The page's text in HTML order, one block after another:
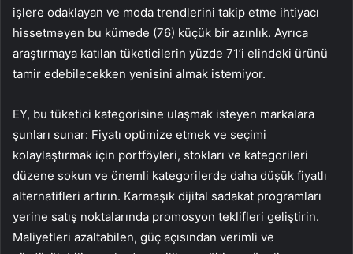
işlere odaklayan ve moda trendlerini takip etme ihtiyacı
hissetmeyen bu kümede (76) küçük bir azınlık. Ayrıca
araştırmaya katılan tüketicilerin yüzde 71’i elindeki ürünü
tamir edebilecekken yenisini almak istemiyor.
EY, bu tüketici kategorisine ulaşmak isteyen markalara
şunları sunar: Fiyatı optimize etmek ve seçimi
kolaylaştırmak için portföyleri, stokları ve kategorileri
düzene sokun ve önemli kategorilerde daha düşük fiyatlı
alternatifleri artırın. Karmaşık dijital sadakat programları
yerine satış noktalarında promosyon teklifleri geliştirin.
Maliyetleri azaltabilen, güç açısından verimli ve